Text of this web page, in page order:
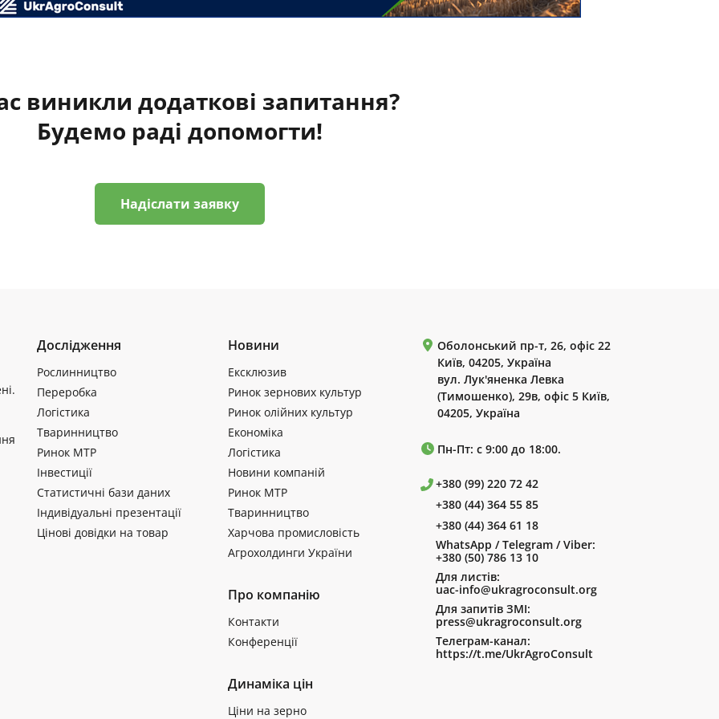
виникли додаткові запитання?
Будемо раді допомогти!
Надіслати заявку
Дослідження
Рослинництво
Переробка
Логістика
Тваринництво
Ринок МТР
Інвестиції
Статистичні бази даних
Індивідуальні презентації
Цінові довідки на товар
Новини
Ексклюзив
Ринок зернових культур
Ринок олійних культур
Економіка
Логістика
Новини компаній
Ринок МТР
Тваринництво
Харчова промисловість
Агрохолдинги України
Про компанію
Контакти
Конференції
Динаміка цін
Ціни на зерно
Оболонський пр-т, 26, офіс 22
Київ, 04205, Україна
вул. Лук'яненка Левка
(Тимошенко), 29в, офіс 5 Київ,
04205, Україна
Пн-Пт: с 9:00 до 18:00.
+380 (99) 220 72 42
+380 (44) 364 55 85
+380 (44) 364 61 18
WhatsApp / Telegram / Viber:
+380 (50) 786 13 10
Для листів:
uac-info@ukragroconsult.org
Для запитів ЗМІ:
press@ukragroconsult.org
Телеграм-канал:
https://t.me/UkrAgroConsult